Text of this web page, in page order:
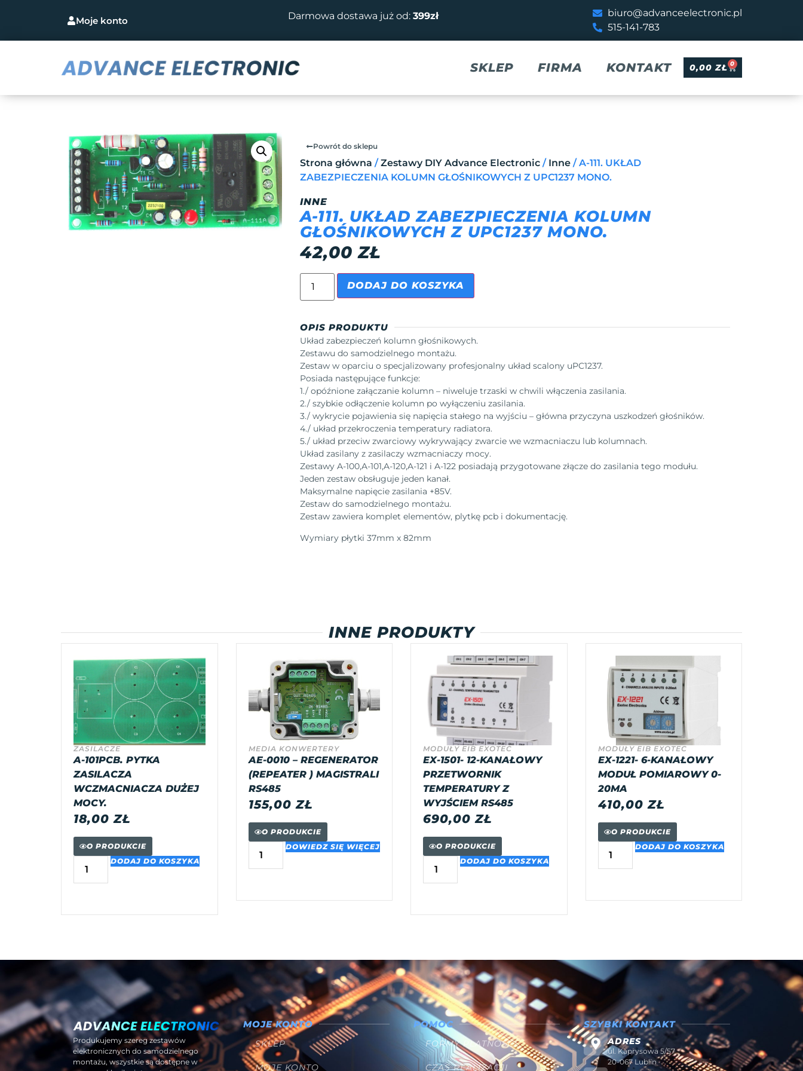
Moje konto Darmowa dostawa już od: 399zł
biuro@advanceelectronic.pl
515-141-783
SKLEP FIRMA KONTAKT 0,00ZŁ 0
Powrót do sklepu
Strona główna /Zestawy DIY Advance Electronic/ Inne/ A-111. UKŁAD
ZABEZPIECZENIA KOLUMN GŁOŚNIKOWYCH Z UPC1237 MONO.
INNE
A-111. UKŁAD ZABEZPIECZENIA KOLUMN
GŁOŚNIKOWYCH Z UPC1237 MONO.
42,00ZŁ
DODAJ DO KOSZYKA
OPIS PRODUKTU
Układ zabezpieczeń kolumn głośnikowych.
Zestawu do samodzielnego montażu.
Zestaw w oparciu o specjalizowany profesjonalny układ scalony uPC1237.
Posiada następujące funkcje:
1./ opóźnione załączanie kolumn – niweluje trzaski w chwili włączenia zasilania.
2./ szybkie odłączenie kolumn po wyłączeniu zasilania.
3./ wykrycie pojawienia się napięcia stałego na wyjściu – główna przyczyna uszkodzeń głośników.
4./ układ przekroczenia temperatury radiatora.
5./ układ przeciw zwarciowy wykrywający zwarcie we wzmacniaczu lub kolumnach.
Układ zasilany z zasilaczy wzmacniaczy mocy.
Zestawy A-100,A-101,A-120,A-121 i A-122 posiadają przygotowane złącze do zasilania tego modułu.
Jeden zestaw obsługuje jeden kanał.
Maksymalne napięcie zasilania +85V.
Zestaw do samodzielnego montażu.
Zestaw zawiera komplet elementów, plytkę pcb i dokumentację.
Wymiary płytki 37mm x 82mm
INNE PRODUKTY
ZASILACZE
A-101PCB. PYTKA
ZASILACZA
WCZMACNIACZA DUŻEJ
MOCY.
18,00ZŁ
O PRODUKCIE
DODAJ DO KOSZYKA
MEDIA KONWERTERY
AE-0010 – REGENERATOR
(REPEATER ) MAGISTRALI
RS485
155,00ZŁ
O PRODUKCIE
DOWIEDZ SIĘ WIĘCEJ
MODUŁY EIB EXOTEC
EX-1501- 12-KANAŁOWY
PRZETWORNIK
TEMPERATURY Z
WYJŚCIEM RS485
690,00ZŁ
O PRODUKCIE
DODAJ DO KOSZYKA
MODUŁY EIB EXOTEC
EX-1221- 6-KANAŁOWY
MODUŁ POMIAROWY 0-
20MA
410,00ZŁ
O PRODUKCIE
DODAJ DO KOSZYKA
Produkujemy szereg zestawów
elektronicznych do samodzielnego
montażu, wszystkie są dostępne w
MOJE KONTO
SKLEP
MOJE KONTO
POMOC
FORMY PŁATNOŚCI
CZAS REALIZACJI
SZYBKI KONTAKT
ADRES
ul. Kaprysowa 5/57
20-067 Lublin